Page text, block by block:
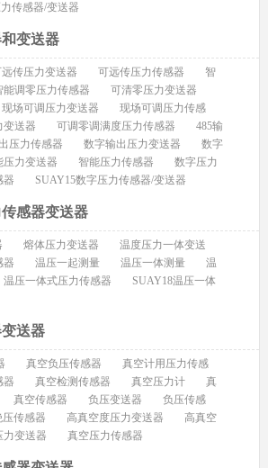
传感器/变送器
变送器
传压力变送器 可远传压力传感器
智
能调零压力传感器
可清零压力变送器
现场可调压力变送器
现场可调压力传感
变送器 可调零调满度压力传感器
485输
压力传感器 数字输出压力变送器
数字
压力变送器 智能压力传感器
数字压力
器 SUAY15数字压力传感器/变送器
感器变送器
熔体压力变送器
温度压力一体变送
器 温压一起测量 温压一体测量
温
温压一体式压力传感器
SUAY18温压一体
送器
真空负压传感器
真空计用压力传感
器 真空检测传感器 真空压力计
真
真空传感器 负压变送器
负压传感
压传感器 高真空度压力变送器
高真空
力变送器 真空压力传感器